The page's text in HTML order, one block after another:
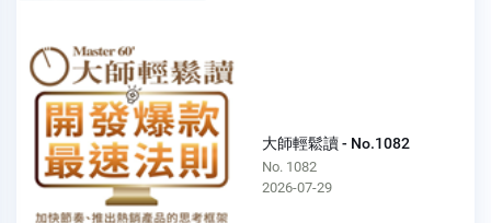
大師輕鬆讀 - No.1082
No. 1082
2026-07-29